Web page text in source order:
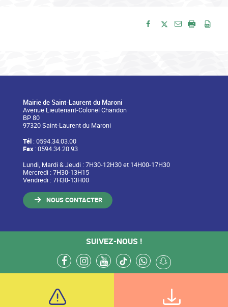
Partager sur Facebook
Partager sur
Envoyer par
Imprimer
Mairie de Saint-Laurent du Maroni
Avenue Lieutenant-Colonel Chandon
BP 80
97320 Saint-Laurent du Maroni
Tél: 0594.34.03.00
Fax: 0594.34.20.93
Lundi, Mardi & Jeudi : 7H30-12H30 et 14H00-17H30
Mercredi : 7H30-13H15
Vendredi : 7H30-13H00
NOUS CONTACTER
SUIVEZ-NOUS !
facebookinstagram
youtube
tiktokwhatsappsnapchat